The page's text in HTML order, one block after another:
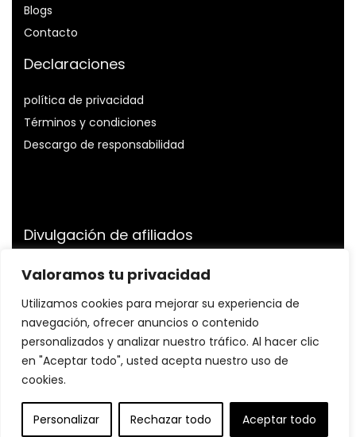
Valoramos tu privacidad
Utilizamos cookies para mejorar su experiencia de
navegación, ofrecer anuncios o contenido
personalizados y analizar nuestro tráfico. Al hacer clic
en "Aceptar todo", usted acepta nuestro uso de
cookies.
Personalizar Rechazar todo Aceptar todo
Blogs
Contacto
Declaraciones
política de privacidad
Términos y condiciones
Descargo de responsabilidad
Divulgación de afiliados
Divulgación:Somos participantes del Programa de
Asociados de Amazon Services LLC, un programa de
publicidad de afiliados diseñado para proporcionarnos
un medio para ganar tarifas al vincularnos a Amazon.es
y sitios afiliados.
© Profitnessfit.com. Todos los derechos reservados.